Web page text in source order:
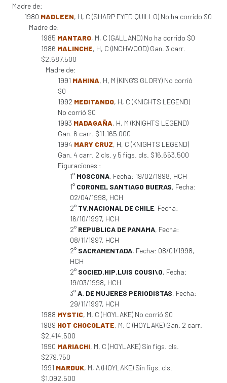
Madre de:
1980 MADLEEN, H, C (SHARP EYED QUILLO) No ha corrido $0
Madre de:
1985 MANTARO, M, C (GALLAND) No ha corrido $0
1986 MALINCHE, H, C (INCHWOOD) Gan. 3 carr.
$2.687.500
Madre de:
1991 MAHINA, H, M (KING'S GLORY) No corrió
$0
1992 MEDITANDO, H, C (KNIGHTS LEGEND)
No corrió $0
1993 MADAGAÑA, H, M (KNIGHTS LEGEND)
Gan. 6 carr. $11.165.000
1994 MARY CRUZ, H, C (KNIGHTS LEGEND)
Gan. 4 carr. 2 cls. y 5 figs. cls. $16.653.500
Figuraciones :
1° MOSCONA, Fecha: 19/02/1998, HCH
1° CORONEL SANTIAGO BUERAS, Fecha:
02/04/1998, HCH
2° TV.NACIONAL DE CHILE, Fecha:
16/10/1997, HCH
2° REPUBLICA DE PANAMA, Fecha:
08/11/1997, HCH
2° SACRAMENTADA, Fecha: 08/01/1998,
HCH
2° SOCIED.HIP.LUIS COUSI\O, Fecha:
19/03/1998, HCH
3°A. DE MUJERES PERIODISTAS, Fecha:
29/11/1997, HCH
1988 MYSTIC, M, C (HOYLAKE) No corrió $0
1989 HOT CHOCOLATE, M, C (HOYLAKE) Gan. 2 carr.
$2.414.500
1990 MARIACHI, M, C (HOYLAKE) Sin figs. cls.
$279.750
1991 MARDUK, M, A (HOYLAKE) Sin figs. cls.
$1.092.500